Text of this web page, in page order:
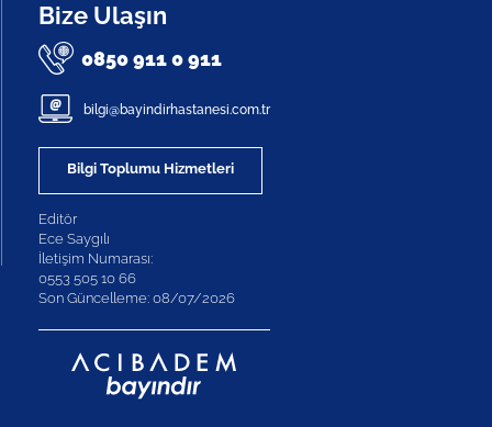
Bize Ulaşın
0850 911 0 911
bilgi@bayindirhastanesi.com.tr
Bilgi Toplumu Hizmetleri
Editör
Ece Saygılı
İletişim Numarası:
0553 505 10 66
Son Güncelleme: 08/07/2026